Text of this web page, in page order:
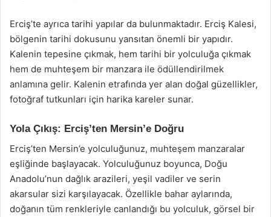
Erciş’te ayrıca tarihi yapılar da bulunmaktadır. Erciş Kalesi,
bölgenin tarihi dokusunu yansıtan önemli bir yapıdır.
Kalenin tepesine çıkmak, hem tarihi bir yolculuğa çıkmak
hem de muhteşem bir manzara ile ödüllendirilmek
anlamına gelir. Kalenin etrafında yer alan doğal güzellikler,
fotoğraf tutkunları için harika kareler sunar.
Yola Çıkış: Erciş’ten Mersin’e Doğru
Erciş’ten Mersin’e yolculuğunuz, muhteşem manzaralar
eşliğinde başlayacak. Yolculuğunuz boyunca, Doğu
Anadolu’nun dağlık arazileri, yeşil vadiler ve serin
akarsular sizi karşılayacak. Özellikle bahar aylarında,
doğanın tüm renkleriyle canlandığı bu yolculuk, görsel bir